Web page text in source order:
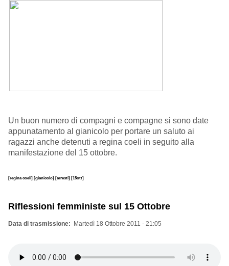
Un buon numero di compagni e compagne si sono date
appunatamento al gianicolo per portare un saluto ai
ragazzi anche detenuti a regina coeli in seguito alla
manifestazione del 15 ottobre.
[regina coeli] [gianicolo] [arresti] [15ott]
Riflessioni femministe sul 15 Ottobre
Data di trasmissione Martedì 18 Ottobre 2011 - 21:05